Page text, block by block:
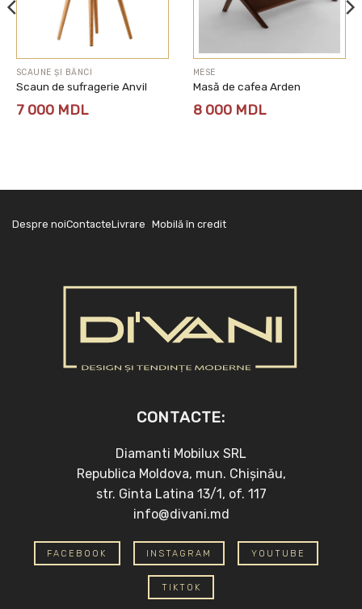
SCAUNE ȘI BĂNCI
Scaun de sufragerie Anvil
7 000 MDL
MESE
Masă de cafea Arden
8 000 MDL
Despre noiContacteLivrare Mobilă în credit
CONTACTE:
Diamanti Mobilux SRL
Republica Moldova, mun. Chișinău,
str. Ginta Latina 13/1, of. 117
info@divani.md
FACEBOOK INSTAGRAM YOUTUBE
TIKTOK